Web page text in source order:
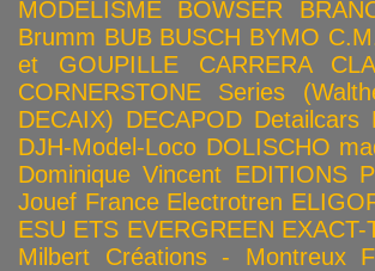
MODELISME
BOWSER
Brumm BUB BUSCH BYMO
et GOUPILLE
CARRERA
CORNERSTONE Series
DECAIX) DECAPOD Detailcars
DJH-Model-Loco DOLISCHO
Dominique Vincent EDITIONS
Jouef France Electrotren
ESU ETS EVERGREEN EXACT-
Milbert Créations - Montreux